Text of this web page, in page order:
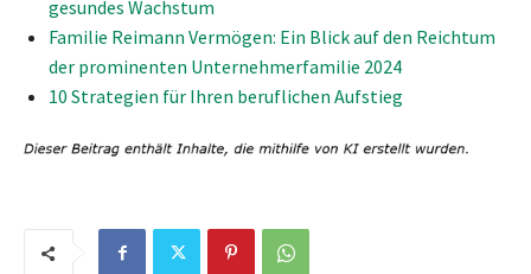
gesundes Wachstum
Familie Reimann Vermögen: Ein Blick auf den Reichtum
der prominenten Unternehmerfamilie 2024
10 Strategien für Ihren beruflichen Aufstieg